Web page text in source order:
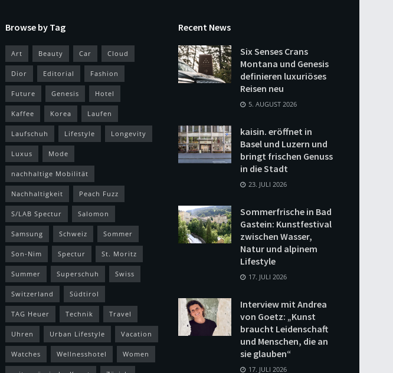
Browse by Tag
Art Beauty Car Cloud
Dior Editorial Fashion
Future Genesis Hotel
Kaffee Korea Laufen
Laufschuh Lifestyle Longevity
Luxus Mode
nachhaltige Mobilität
Nachhaltigkeit Peach Fuzz
S/LAB Spectur Salomon
Samsung Schweiz Sommer
Son-Nim Spectur St. Moritz
Summer Superschuh Swiss
Switzerland Südtirol
TAG Heuer Technik Travel
Uhren Urban Lifestyle Vacation
Watches Wellnesshotel Women
Recent News
Six Senses Crans
Montana und Genesis
definieren luxuriöses
Reisen neu
5. AUGUST 2026
kaisin. eröffnet in
Basel und Luzern und
bringt frischen Genuss
in die Stadt
23. JULI 2026
Sommerfrische in Bad
Gastein: Kunstfestival
zwischen Wasser,
Natur und alpinem
Lifestyle
17. JULI 2026
Interview mit Andrea
von Goetz: „Kunst
braucht Leidenschaft
und Menschen, die an
sie glauben“
17. JULI 2026